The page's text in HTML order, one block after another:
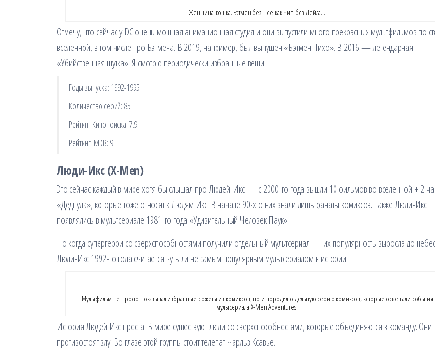
Женщина-кошка. Бэтмен без неё как Чип без Дейла…
Отмечу, что сейчас у DC очень мощная анимационная студия и они выпустили много прекрасных мультфильмов по
вселенной, в том числе про Бэтмена. В 2019, например, был выпущен «Бэтмен: Тихо». В 2016 — легендарная
«Убийственная шутка». Я смотрю периодически избранные вещи.
Годы выпуска: 1992-1995
Количество серий: 85
Рейтинг Кинопоиска: 7.9
Рейтинг IMDB: 9
Люди-Икс (X-Men)
Это сейчас каждый в мире хотя бы слышал про Людей-Икс — с 2000-го года вышли 10 фильмов во вселенной + 2
«Дедпула», которые тоже относят к Людям Икс. В начале 90-х о них знали лишь фанаты комиксов. Также Люди-Икс
появлялись в мультсериале 1981-го года «Удивительный Человек Паук».
Но когда супергерои со сверхспособностями получили отдельный мультсериал — их популярность выросла до
Люди-Икс 1992-го года считается чуть ли не самым популярным мультсериалом в истории.
Мультфильм не просто показывал избранные сюжеты из комиксов, но и породил отдельную серию комиксов, которые освещали события
мультсериала X-Men Adventures.
История Людей Икс проста. В мире существуют люди со сверхспособностями, которые объединяются в команду. Они
противостоят злу. Во главе этой группы стоит телепат Чарльз Ксавье.